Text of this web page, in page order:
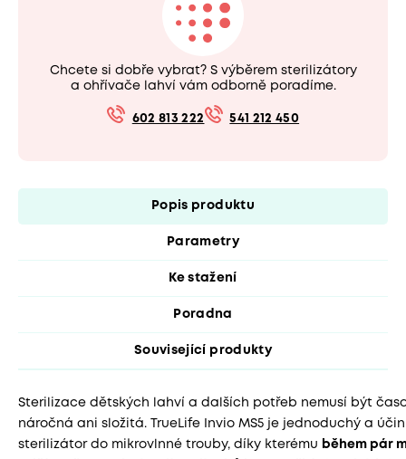
Chcete si dobře vybrat? S výběrem sterilizátory
a ohřívače lahví vám odborně poradíme.
602 813 222 541 212 450
Popis produktu
Parametry
Ke stažení
Poradna
Související produkty
Sterilizace dětských lahví a dalších potřeb nemusí být
náročná ani složitá. TrueLife Invio MS5 je jednoduchý a
sterilizátor do mikrovlnné trouby, díky kterému
během pár